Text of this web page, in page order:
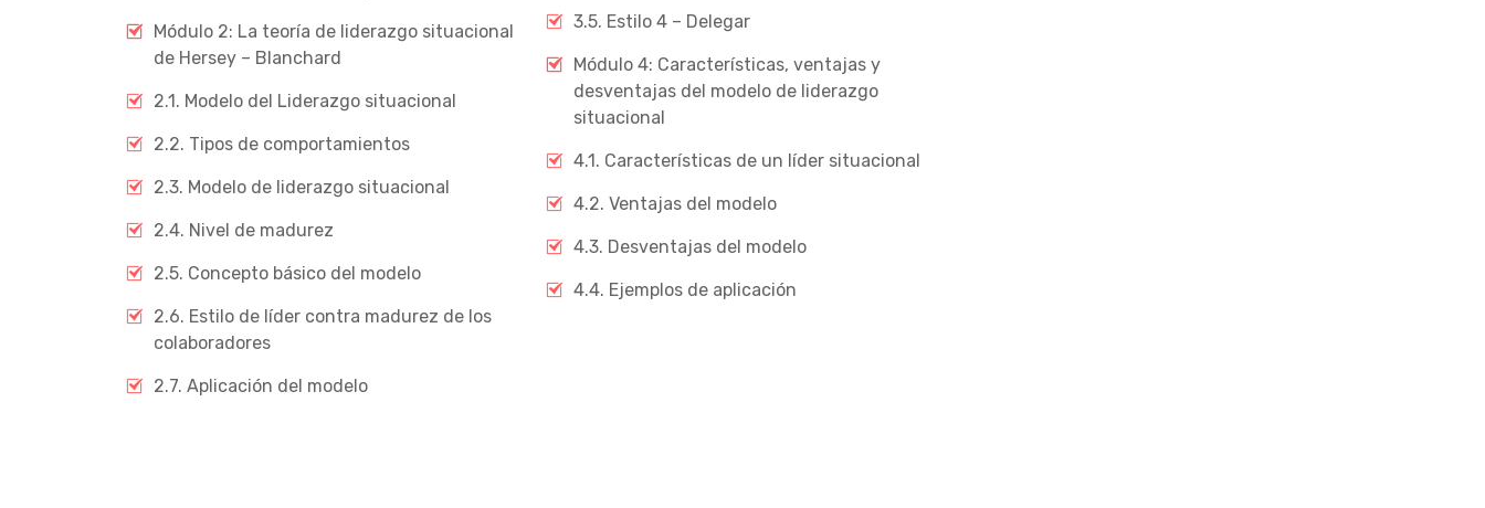
Módulo 2: La teoría de liderazgo situacional
de Hersey – Blanchard
2.1. Modelo del Liderazgo situacional
2.2. Tipos de comportamientos
2.3. Modelo de liderazgo situacional
2.4. Nivel de madurez
2.5. Concepto básico del modelo
2.6. Estilo de líder contra madurez de los
colaboradores
2.7. Aplicación del modelo
3.5. Estilo 4 – Delegar
Módulo 4: Características, ventajas y
desventajas del modelo de liderazgo
situacional
4.1. Características de un líder situacional
4.2. Ventajas del modelo
4.3. Desventajas del modelo
4.4. Ejemplos de aplicación